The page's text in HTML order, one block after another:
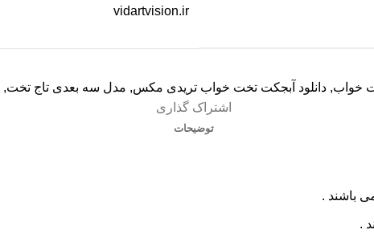
vidartvision.ir
خواب, دانلود آبجکت تخت خواب تریدی مکس, مدل سه بعدی تاج تخت,
اشتراک گذاری
توضیحات
باشند .
.